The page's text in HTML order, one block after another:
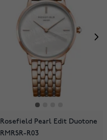
Rosefield Pearl Edit Duotone
RMRSR-R03